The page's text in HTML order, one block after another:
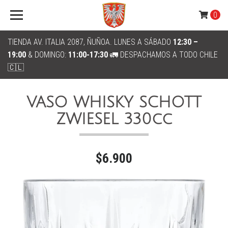
TIENDA AV. ITALIA 2087, ÑUÑOA. LUNES A SÁBADO 12:30 –
19:00 & DOMINGO: 11:00-17:30 🚛 DESPACHAMOS A TODO CHILE
🇨🇱
0
VASO WHISKY SCHOTT
ZWIESEL 330cc
$6.900